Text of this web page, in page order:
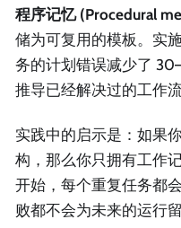
程序记忆 (Procedural
储为可复用的模板。实
务的计划错误减少了
推导已经解决过的工作流
实践中的启示是：如果
构，那么你只拥有工作
开始，每个重复任务都
败都不会为未来的运行